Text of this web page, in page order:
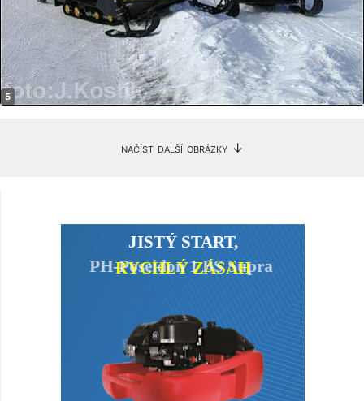
načíst další obrázky ↓